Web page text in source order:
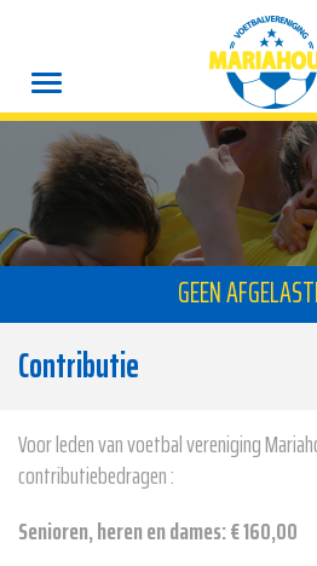
GEEN
Contributie
Voor leden van voetbal vereniging
contributiebedragen :
Senioren, heren en dames: € 160,00